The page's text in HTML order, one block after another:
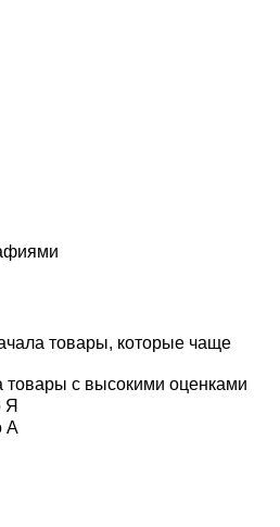
товары, которые чаще
товары с высокими оценками
Я
А